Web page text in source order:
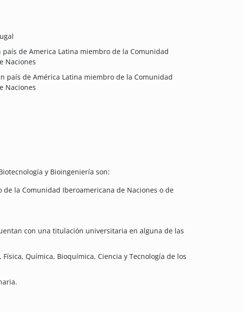
país de America Latina miembro de la Comunidad
Naciones
país de América Latina miembro de la Comunidad
Naciones
y Bioingeniería son:
la Comunidad Iberoamericana de Naciones o de
con una titulación universitaria en alguna de las
Química, Bioquímica, Ciencia y Tecnología de los